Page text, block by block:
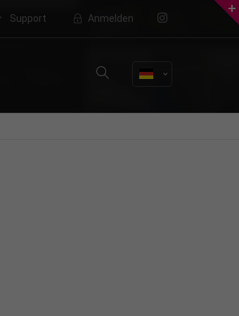
Lorem ipsum dolor sit amet,
Support Anmelden